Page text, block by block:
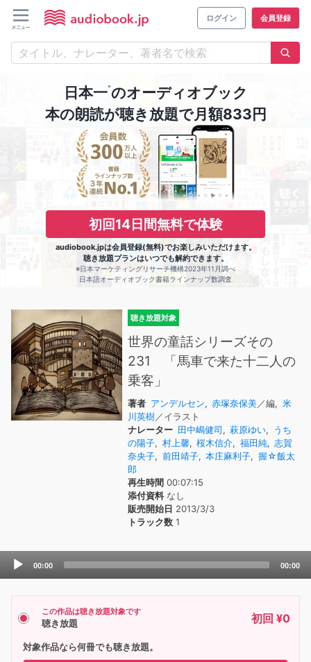
ログイン 会員登録
日本一※のオーディオブック
本の朗読が聴き放題で月額833円
初回14日間無料で体験
audiobook.jpは会員登録(無料)でお楽しみいただけます。
聴き放題プランはいつでも解約できます。
※日本マーケティングリサーチ機構2023年11月調べ
日本語オーディオブック書籍ラインナップ数調査
聴き放題対象
世界の童話シリーズその
231 「馬車で来た十二人の
乗客」
著者 アンデルセン, 赤塚奈保美／編, 米
川英樹／イラスト
ナレーター 田中嶋健司, 萩原ゆい,
うち
の陽子, 村上馨, 桜木信介, 福田純, 志賀
奈央子, 前田靖子, 本庄麻利子, 握☆飯太
郎
再生時間 00:07:15
添付資料なし
販売開始日 2013/3/3
トラック数 1
Audio
00:00 00:00
この作品は聴き放題対象です
聴き放題 初回 ¥0
対象作品なら何冊でも聴き放題。